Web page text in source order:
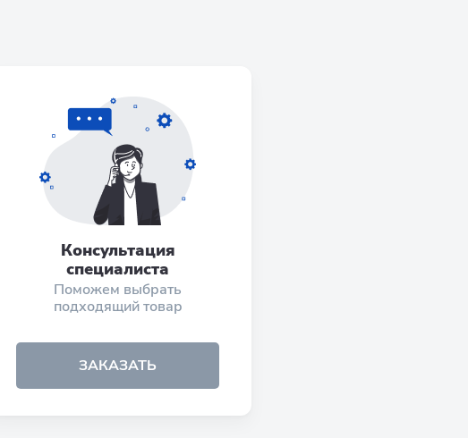
Консультация
специалиста
Поможем выбрать
подходящий товар
ЗАКАЗАТЬ